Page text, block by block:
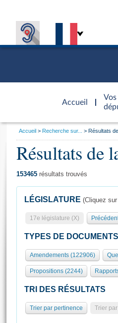
Accueil
d'accueil
Vos
Présidence
577 députés
Groupes politiques
Séance publique
Commissions et autres
Europe et International
Pétitions
Général
Rôle et pouvoirs de
Organisation de
Présidence Conférence des
Statistiques et chiffres
Visiter l'Assemblée
Visite virtuelle du palais
Assister à une séance
Vous
Accueil Recherche sur... Résultats
Résultats de
153465 résultats trouvés
LÉGISLATURE (Cliquez
17e législature (X)
TYPES DE DOCUMENTS
Amendements (122906)
Propositions (2244)
TRI DES RÉSULTATS
Trier par pertinence Trier